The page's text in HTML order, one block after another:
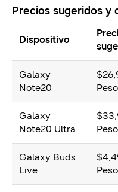
Precios sugeridos y
Dispositivo
Galaxy
Note20
Galaxy
Note20 Ultra
Galaxy Buds
Live